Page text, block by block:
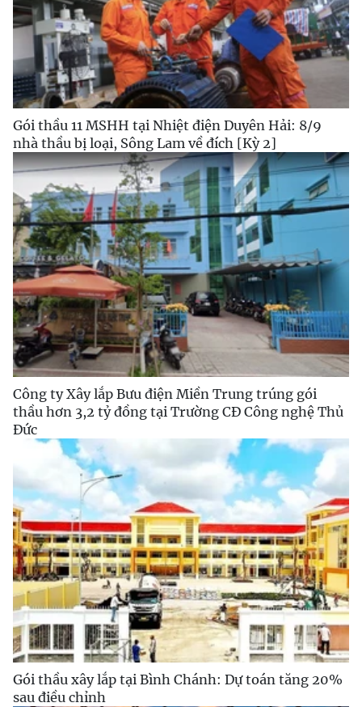
Gói thầu 11 MSHH tại Nhiệt điện Duyên Hải: 8/9
nhà thầu bị loại, Sông Lam về đích [Kỳ 2]
Công ty Xây lắp Bưu điện Miền Trung trúng gói
thầu hơn 3,2 tỷ đồng tại Trường CĐ Công nghệ Thủ
Đức
Gói thầu xây lắp tại Bình Chánh: Dự toán tăng 20%
sau điều chỉnh